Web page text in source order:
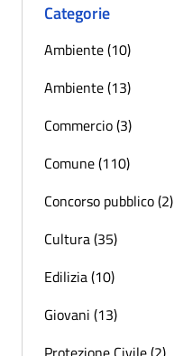
Categorie
Ambiente (10)
Ambiente (13)
Commercio (3)
Comune (110)
Concorso pubblico (2)
Cultura (35)
Edilizia (10)
Giovani (13)